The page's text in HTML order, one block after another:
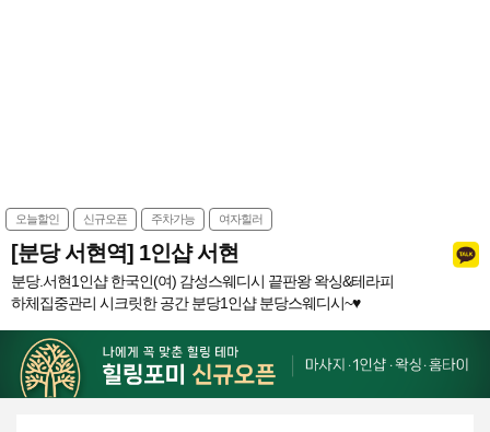
오늘할인 신규오픈 주차가능 여자힐러
[분당 서현역] 1인샵 서현
분당.서현1인샵 한국인(여) 감성스웨디시 끝판왕 왁싱&테라피
하체집중관리 시크릿한 공간 분당1인샵 분당스웨디시~♥